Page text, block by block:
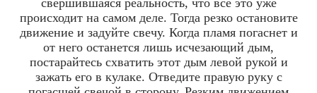
происходит на самом деле. Тогда резко остановите
движение и задуйте свечу. Когда пламя погаснет и
от него останется лишь исчезающий дым,
постарайтесь схватить этот дым левой рукой и
зажать его в кулаке. Отведите правую руку с